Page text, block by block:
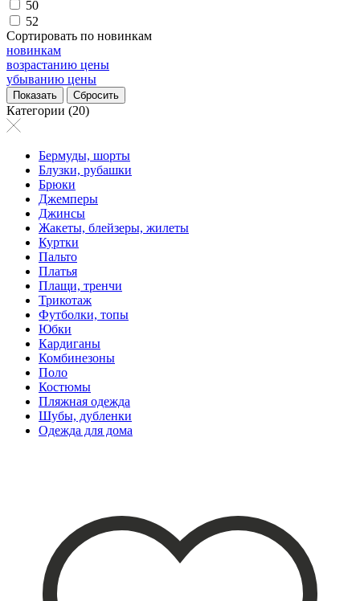
50
52
Сортировать по новинкам
новинкам
возрастанию цены
убыванию цены
Категории (20)
Бермуды, шорты
Блузки, рубашки
Брюки
Джемперы
Джинсы
Жакеты, блейзеры, жилеты
Куртки
Пальто
Платья
Плащи, тренчи
Трикотаж
Футболки, топы
Юбки
Кардиганы
Комбинезоны
Поло
Костюмы
Пляжная одежда
Шубы, дубленки
Одежда для дома